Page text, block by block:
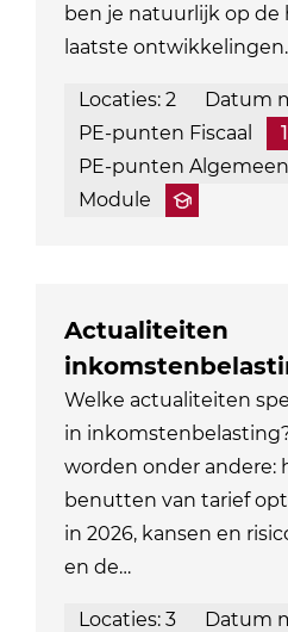
ben je natuurlijk op de
laatste
Locaties: 2
Datum
PE-punten Fiscaal
PE-punten Algemeen
Module
Actualiteiten
Welke actualiteiten
in
worden onder andere:
benutten van tarief
in 2026, kansen en
en de…
Locaties: 3
Datum